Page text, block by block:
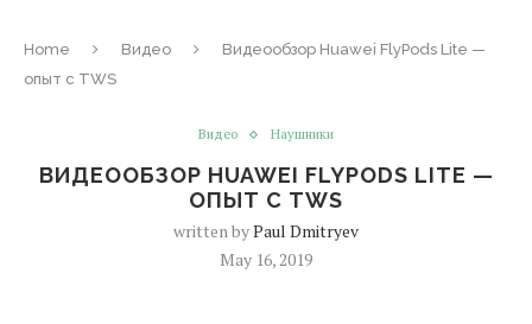
Home Видео
Видеообзор Huawei FlyPods Lite —
опыт с TWS
Видео Наушники
ВИДЕООБЗОР HUAWEI FLYPODS LITE —
ОПЫТ С TWS
written byPaul Dmitryev
May 16, 2019